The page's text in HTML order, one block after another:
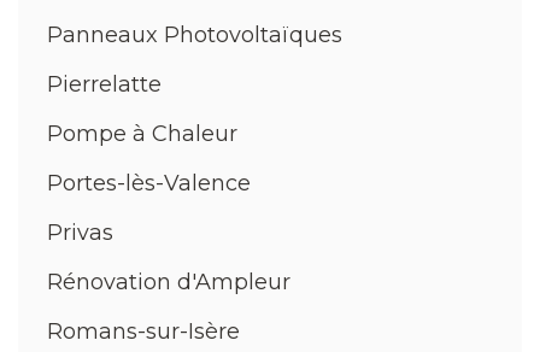
Panneaux Photovoltaïques
Pierrelatte
Pompe à Chaleur
Portes-lès-Valence
Privas
Rénovation d'Ampleur
Romans-sur-Isère